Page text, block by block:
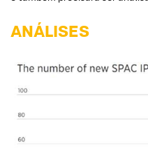
ANÁLISES